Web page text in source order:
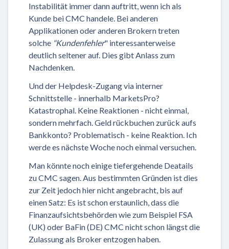
Instabilität immer dann auftritt, wenn ich als
Kunde bei CMC handele. Bei anderen
Applikationen oder anderen Brokern treten
solche "Kundenfehler" interessanterweise
deutlich seltener auf. Dies gibt Anlass zum
Nachdenken.
Und der Helpdesk-Zugang via interner
Schnittstelle - innerhalb MarketsPro?
Katastrophal. Keine Reaktionen - nicht einmal,
sondern mehrfach. Geld rückbuchen zurück aufs
Bankkonto? Problematisch - keine Reaktion. Ich
werde es nächste Woche noch einmal versuchen.
Man könnte noch einige tiefergehende Deatails
zu CMC sagen. Aus bestimmten Gründen ist dies
zur Zeit jedoch hier nicht angebracht, bis auf
einen Satz: Es ist schon erstaunlich, dass die
Finanzaufsichtsbehörden wie zum Beispiel FSA
(UK) oder BaFin (DE) CMC nicht schon längst die
Zulassung als Broker entzogen haben.